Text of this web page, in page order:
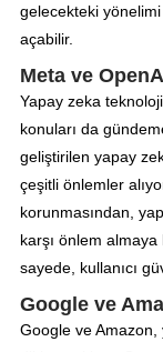
gelecekteki
açabilir.
Meta ve
Yapay zeka
konuları da
geliştirilen yapay
çeşitli önlemler
korunmasından,
karşı önlem
sayede, kullanıcı
Google ve
Google ve Amazon,